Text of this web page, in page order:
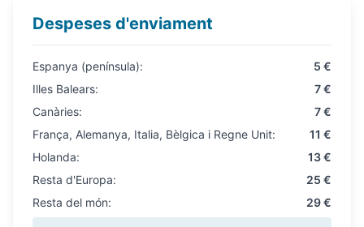
Despeses d'enviament
Espanya (península):
5 €
Illes Balears:
7 €
Canàries:
7 €
França, Alemanya, Italia, Bèlgica i Regne Unit:
11 €
Holanda:
13 €
Resta d'Europa:
25 €
Resta del món:
29 €